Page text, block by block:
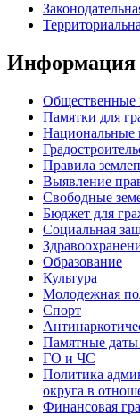
Информация
Общественные
Памятки для
Национальные
Правила
Выявление
Свободные
Бюджет для
Социальная
Образование
Культура
Молодежная
Спорт
Памятные даты
ГО и ЧС
Политика
округа в
Финансовая